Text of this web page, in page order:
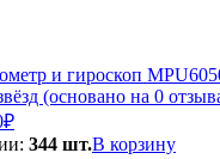
и гироскоп
(основано на 0
₽Текущая
цена:
344 шт.В корзину